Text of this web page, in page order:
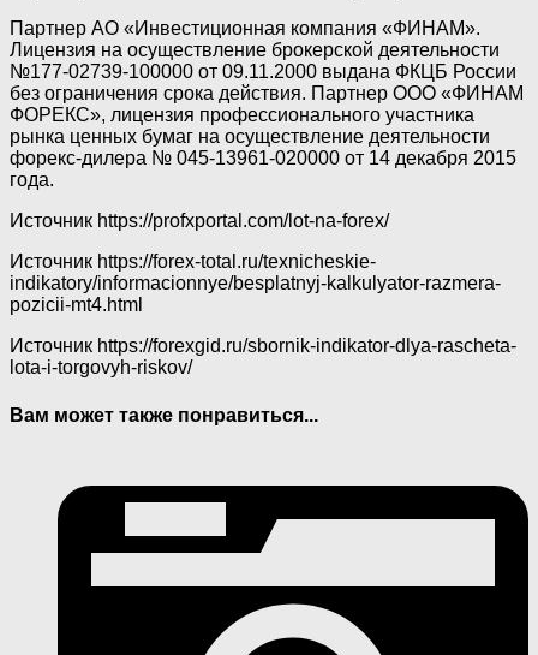
Партнер АО «Инвестиционная компания «ФИНАМ».
Лицензия на осуществление брокерской деятельности
№177-02739-100000 от 09.11.2000 выдана ФКЦБ России
без ограничения срока действия. Партнер ООО «ФИНАМ
ФОРЕКС», лицензия профессионального участника
рынка ценных бумаг на осуществление деятельности
форекс-дилера № 045-13961-020000 от 14 декабря 2015
года.
Источник https://profxportal.com/lot-na-forex/
Источник https://forex-total.ru/texnicheskie-
indikatory/informacionnye/besplatnyj-kalkulyator-razmera-
pozicii-mt4.html
Источник https://forexgid.ru/sbornik-indikator-dlya-rascheta-
lota-i-torgovyh-riskov/
Вам может также понравиться...